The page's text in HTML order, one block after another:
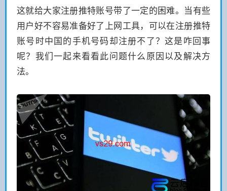
这就给大家注册推特账号带了一定的困难。当有些
用户好不容易准备好了上网工具，可以在注册推特
账号时中国的手机号码却注册不了？这是咋回事
呢？我们一起来看看此问题什么原因以及解决方
法。